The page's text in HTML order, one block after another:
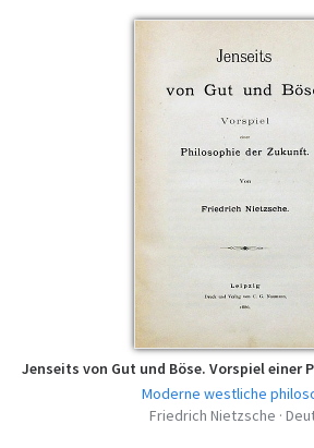
Unzeitgemässe
Stück - Friedrich Nietzsche
epub | 65.91 KB | 520 hits
Unzeitgemässe
Stück - Friedrich Nietzsche
mobi | 107.27 KB | 508 hits
Unzeitgemässe
Stück - Friedrich Nietzsche -
Stück - Friedrich Nietzsche
Jenseits von Gut und Böse. Vorspiel einer
Moderne westliche
Friedrich Nietzsche ·